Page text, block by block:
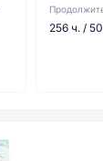
256 ч. /